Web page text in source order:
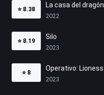
⭐ 8.38
La casa del dragón
2022
⭐ 8.19
Silo
2023
⭐ 8
Operativo: Lioness
2023